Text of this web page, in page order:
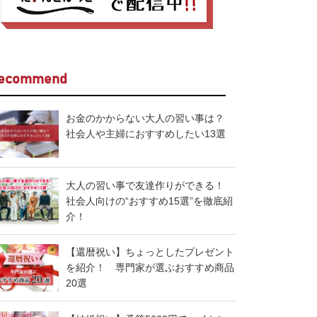
お金のかからない大人の習い事は？
社会人や主婦におすすめしたい13選
大人の習い事で友達作りができる！
社会人向けの“おすすめ15選”を徹底紹
介！
【還暦祝い】ちょっとしたプレゼント
を紹介！ 専門家が選ぶおすすめ商品
20選